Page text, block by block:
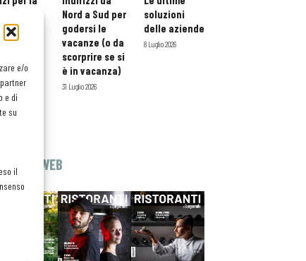
e/o
e di
su
il
esteso
2026
Nord a Sud per
godersi le
vacanze (o da
scorprire se si
è in vacanza)
31 Luglio 2026
soluzioni
delle aziende
8 Luglio 2026
WEB